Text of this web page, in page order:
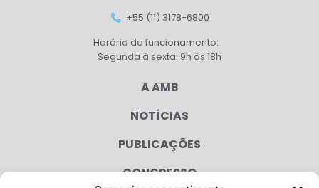
+55 (11) 3178-6800
Horário de funcionamento:
Segunda à sexta: 9h às 18h
A AMB
NOTÍCIAS
PUBLICAÇÕES
CONGRESSO